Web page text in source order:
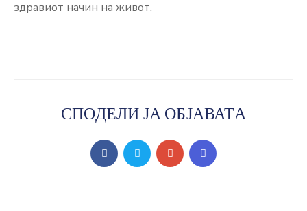
здравиот начин на живот.
СПОДЕЛИ ЈА ОБЈАВАТА